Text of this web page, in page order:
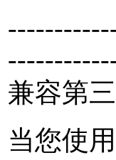
兼容第
当您使